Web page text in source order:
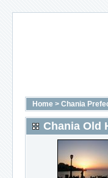
Home > Chania
Chania Old